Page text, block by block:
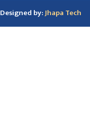
Designed by:Jhapa Tech